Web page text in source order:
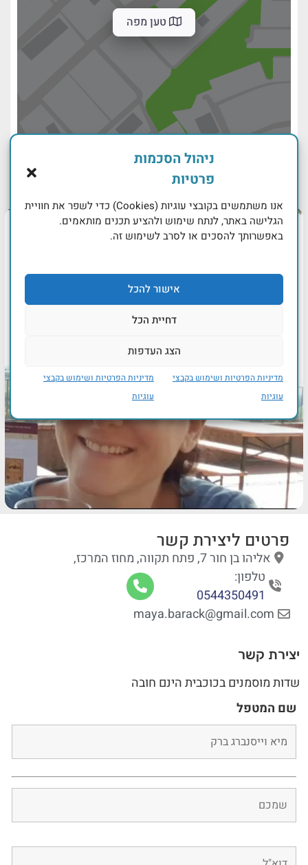
ניהול הסכמות
פרטיות
אנו משתמשים בקובצי עוגיות (Cookies) כדי לשפר את חוויית
הגלישה באתר, לנתח שימוש ולהציע תכנים מותאמים.
באפשרותך להסכים או לסרב לשימוש זה.
אישור להכל
דחיית הכל
הצג העדפות
מדיניות הפרטיות ושימוש בקבצי
עוגיות
מדיניות הפרטיות ושימוש בקבצי
עוגיות
טען מפה
פרטים ליצירת קשר
אליהו בן חור 7, פתח תקווה, מחוז המרכז,
טלפון:
0544350491
maya.barack@gmail.com
יצירת קשר
שדות מוסמנים בכוכבית הינם חובה
שם המטפל